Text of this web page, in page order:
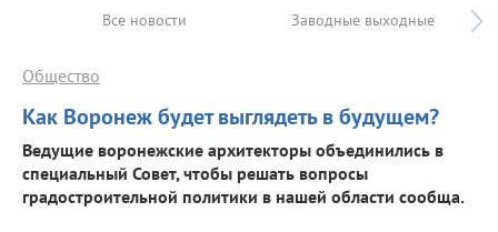
Все новости Заводные выходные
Как Воронеж будет выглядеть в будущем?
Общество
Ведущие воронежские архитекторы объединились в
специальный Совет, чтобы решать вопросы
градостроительной политики в нашей области сообща.